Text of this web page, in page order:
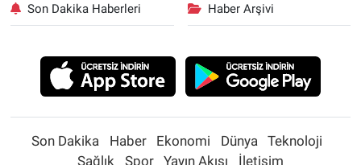
Son Dakika Haberleri Haber Arşivi
Son Dakika Haber Ekonomi Dünya
Teknoloji
Sağlık
Spor Yayın Akışı İletişim